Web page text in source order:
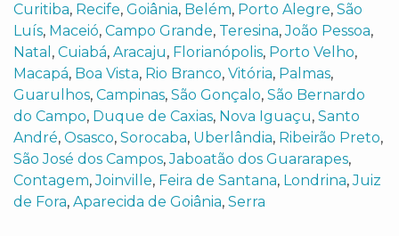
Curitiba, Recife, Goiânia, Belém, Porto Alegre, São
Luís, Maceió, Campo Grande, Teresina,João Pessoa,
Natal , Cuiabá, Aracaju, Florianópolis, Porto Velho,
Macapá, Boa Vista, Rio Branco, Vitória, Palmas,
Guarulhos, Campinas, São Gonçalo, São Bernardo
do Campo, Duque de Caxias, Nova Iguaçu, Santo
André, Osasco, Sorocaba, Uberlândia, Ribeirão Preto,
São José dos Campos,Jaboatão dos Guararapes,
Contagem,Joinville, Feira de Santana, Londrina,Juiz
de Fora, Aparecida de Goiânia, Serra